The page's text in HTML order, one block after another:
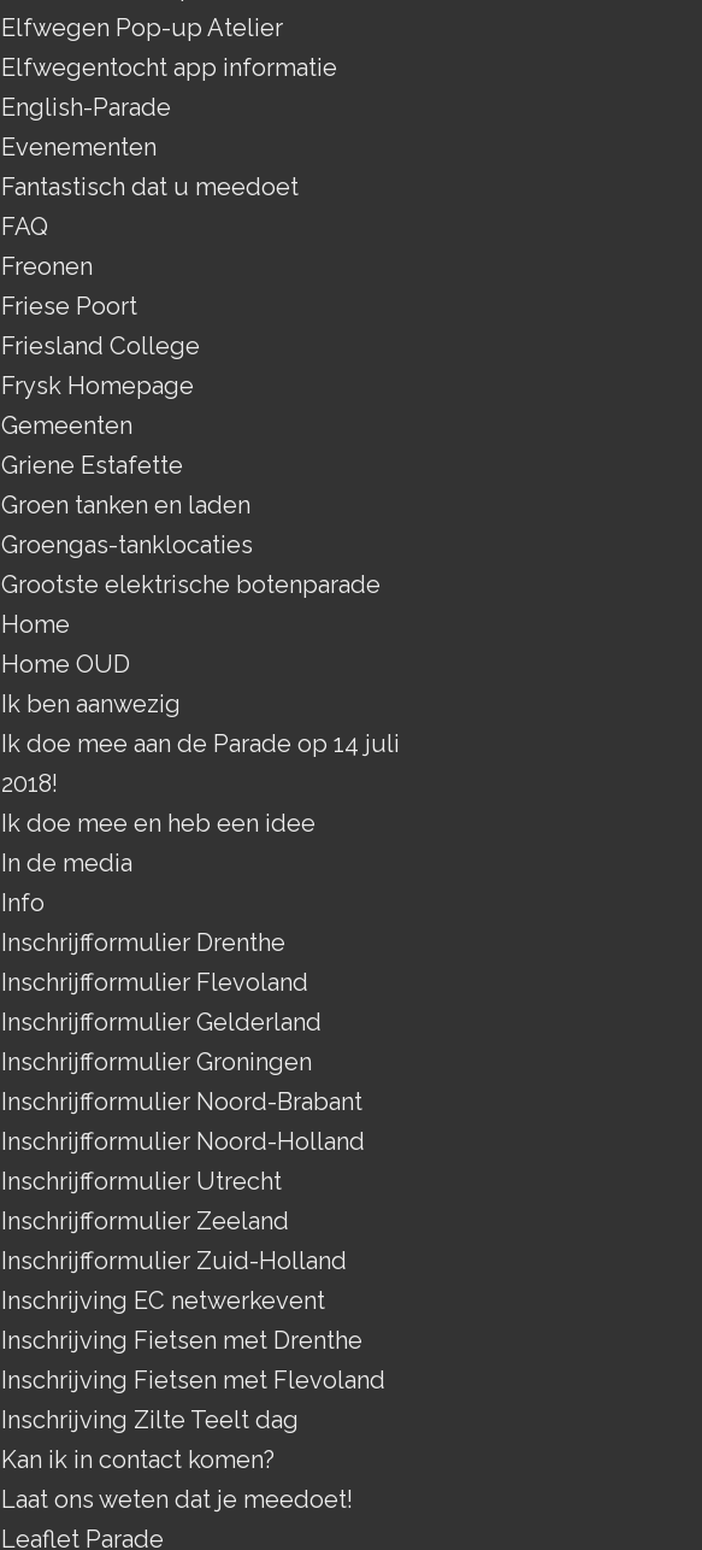
Elfwegen Pop-up Atelier
Elfwegentocht app informatie
English-Parade
Evenementen
Fantastisch dat u meedoet
FAQ
Freonen
Friese Poort
Friesland College
Frysk Homepage
Gemeenten
Griene Estafette
Groen tanken en laden
Groengas-tanklocaties
Grootste elektrische botenparade
Home
Home OUD
Ik ben aanwezig
Ik doe mee aan de Parade op 14 juli
2018!
Ik doe mee en heb een idee
In de media
Info
Inschrijfformulier Drenthe
Inschrijfformulier Flevoland
Inschrijfformulier Gelderland
Inschrijfformulier Groningen
Inschrijfformulier Noord-Brabant
Inschrijfformulier Noord-Holland
Inschrijfformulier Utrecht
Inschrijfformulier Zeeland
Inschrijfformulier Zuid-Holland
Inschrijving EC netwerkevent
Inschrijving Fietsen met Drenthe
Inschrijving Fietsen met Flevoland
Inschrijving Zilte Teelt dag
Kan ik in contact komen?
Laat ons weten dat je meedoet!
Leaflet Parade